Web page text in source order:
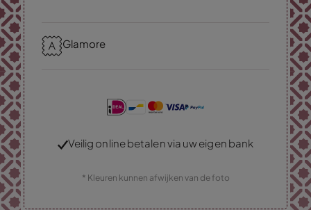
Glamore
Veilig online betalen via uw eigen bank
* Kleuren kunnen afwijken van de foto